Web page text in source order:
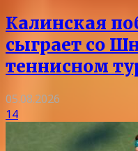
Калинская
сыграет со
теннисном
05.08.2026
14